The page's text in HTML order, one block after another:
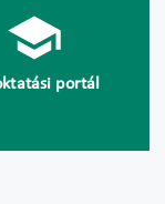
portál